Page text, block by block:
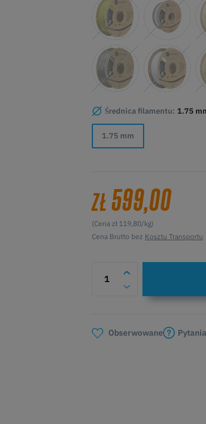
Średnica filamentu: 1.75
1.75 mm
ZŁ 599,00
(Cena zł 119,80/kg)
Cena Brutto bez Kosztu Transportu
Obserwowane